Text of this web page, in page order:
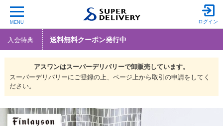
MENU ログイン
入会特典 送料無料クーポン発行中
アスワンはスーパーデリバリーで卸販売しています。
スーパーデリバリーにご登録の上、ページ上から取引の申請をしてく
ださい。